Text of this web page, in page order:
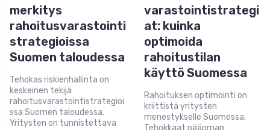
merkitys
rahoitusvarastointi
strategioissa
Suomen taloudessa
Tehokas riskienhallinta on
keskeinen tekijä
rahoitusvarastointistrategioi
ssa Suomen taloudessa.
Yritysten on tunnistettava
varastointistrategi
at: kuinka
optimoida
rahoitustilan
käyttö Suomessa
Rahoituksen optimointi on
kriittistä yritysten
menestykselle Suomessa.
Tehokkaat pääoman